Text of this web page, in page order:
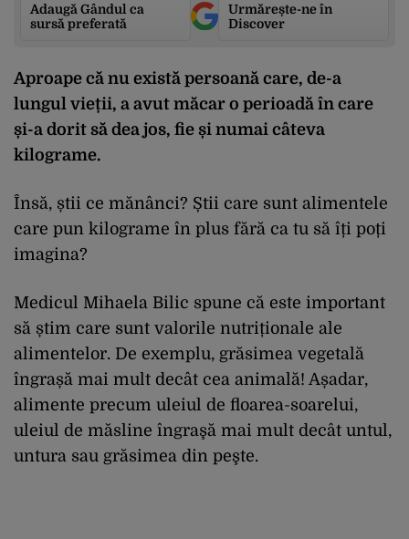
Adaugă Gândul ca
sursă preferată
Urmărește-ne în
Discover
Aproape că nu există persoană care, de-a
lungul vieții, a avut măcar o perioadă în care
și-a dorit să dea jos, fie și numai câteva
kilograme.
Însă, știi ce mănânci? Știi care sunt alimentele
care pun kilograme în plus fără ca tu să îți poți
imagina?
Medicul Mihaela Bilic spune că este important
să știm care sunt valorile nutriționale ale
alimentelor. De exemplu, grăsimea vegetală
îngrașă mai mult decât cea animală! Așadar,
alimente precum uleiul de floarea-soarelui,
uleiul de măsline îngraşă mai mult decât untul,
untura sau grăsimea din peşte.